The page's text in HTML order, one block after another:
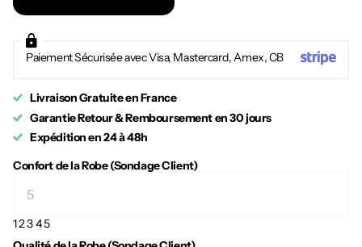
Paiement Sécurisée avec Visa, Mastercard, Amex, CB
Livraison Gratuite en France
Garantie Retour & Remboursement en 30 jours
Expédition en 24 à 48h
Confort de la Robe (Sondage Client)
12345